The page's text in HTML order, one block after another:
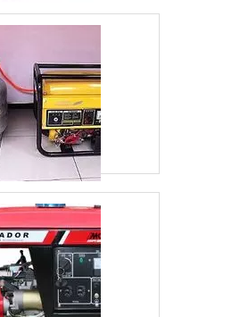
os parceiros. .
na RGI
e qualidade quando o
gerador preço. A empresa
automação e retrofit de
de óleo e filtros.Isso se deve
ser comprometida com os
adquiridas porque
que hoje conta com
onde são realizadas as
serviços variado. Tudo isso,
colaboradores proativos e
fecha todo o ciclo de